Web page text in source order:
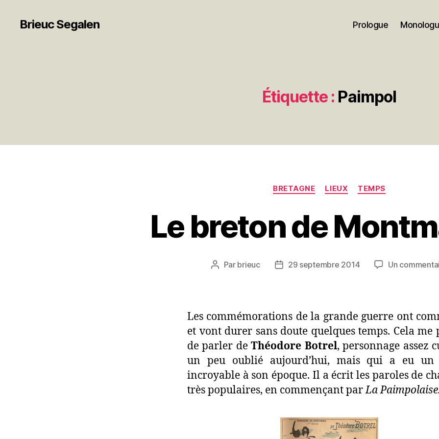
Brieuc Segalen Prologue
Étiquette : Paimpol
Catégories
BRETAGNE LIEUX TEMPS
Le breton de
Auteur
Par brieuc
Date29 septembre 2014 Un
Les commémorations de la grande guerre ont
et vont durer sans doute quelques temps. Cela me
de parler deThéodore Botrel, personnage assez
un peu oublié aujourd’hui, mais qui a eu un
incroyable à son époque. Il a écrit les paroles de
très populaires, en commençant parLa